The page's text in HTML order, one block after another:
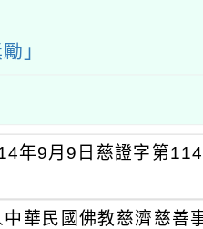
」
年9月9日慈證字第
華民國佛教慈濟慈善